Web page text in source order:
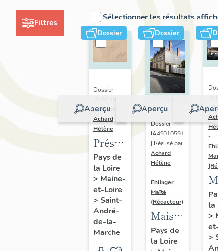
Filtres
Sélectionner les résultats
Dossier
Aperçu
Dossier
IA49010563
| Réalisé par
Achard
Hélène
Présentation
du
patrimoine
industriel
de la
commune
de
Saint-
Pays de
la Loire
> Maine-
et-Loire
> Saint-
André-
de-la-
Marche
Dossier
Aperçu
Dossier
IA49010591
| Réalisé par
Achard
Hélène
-
Ehlinger
Maïté
(Rédacteur)
Maison
de
l'industriel
Pays de
la Loire
|
-
la
>
>